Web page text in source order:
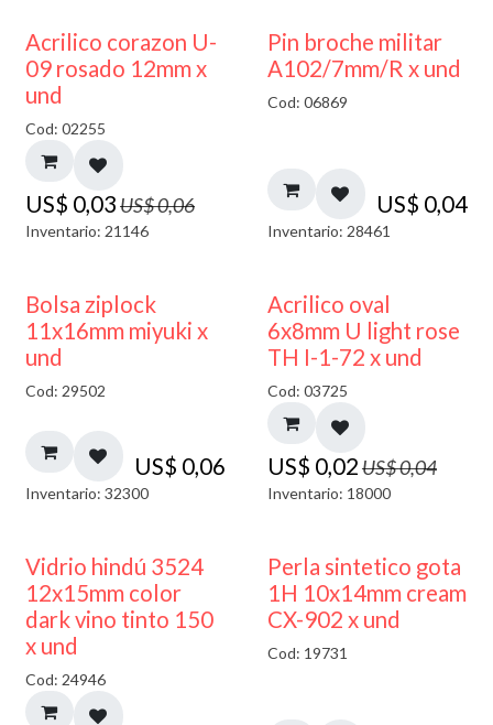
50% DESCUENTO
Acrilico corazon U-
09 rosado 12mm x
und
Cod: 02255
US$ 0,03US$0,06
Inventario: 21146
Pin broche militar
A102/7mm/R x und
Cod: 06869
US$ 0,04
Inventario: 28461
¡NUEVO!
Bolsa ziplock
11x16mm miyuki x
und
Cod: 29502
US$ 0,06
Inventario: 32300
50% DESCUENTO
Acrilico oval
6x8mm U light rose
TH I-1-72 x und
Cod: 03725
US$ 0,02US$0,04
Inventario: 18000
40% DESCUENTO
Vidrio hindú 3524
12x15mm color
dark vino tinto 150
x und
Cod: 24946
Perla sintetico gota
1H 10x14mm cream
CX-902 x und
Cod: 19731